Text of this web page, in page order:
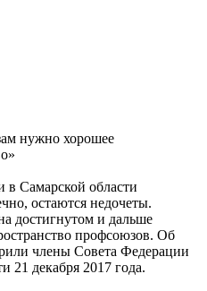
нужно хорошее
Самарской области
остаются недочеты.
достигнутом и дальше
профсоюзов. Об
члены Совета Федерации
21 декабря 2017 года.